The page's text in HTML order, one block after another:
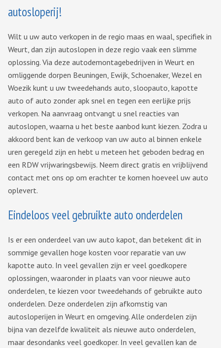
autosloperij!
Wilt u uw auto verkopen in de regio maas en waal, specifiek in
Weurt, dan zijn autoslopen in deze regio vaak een slimme
oplossing. Via deze autodemontagebedrijven in Weurt en
omliggende dorpen Beuningen, Ewijk, Schoenaker, Wezel en
Woezik kunt u uw tweedehands auto, sloopauto, kapotte
auto of auto zonder apk snel en tegen een eerlijke prijs
verkopen. Na aanvraag ontvangt u snel reacties van
autoslopen, waarna u het beste aanbod kunt kiezen. Zodra u
akkoord bent kan de verkoop van uw auto al binnen enkele
uren geregeld zijn en hebt u meteen het geboden bedrag en
een RDW vrijwaringsbewijs. Neem direct gratis en vrijblijvend
contact met ons op om erachter te komen hoeveel uw auto
oplevert.
Eindeloos veel gebruikte auto onderdelen
Is er een onderdeel van uw auto kapot, dan betekent dit in
sommige gevallen hoge kosten voor reparatie van uw
kapotte auto. In veel gevallen zijn er veel goedkopere
oplossingen, waaronder in plaats van voor nieuwe auto
onderdelen, te kiezen voor tweedehands of gebruikte auto
onderdelen. Deze onderdelen zijn afkomstig van
autosloperijen in Weurt en omgeving. Alle onderdelen zijn
bijna van dezelfde kwaliteit als nieuwe auto onderdelen,
maar desondanks veel goedkoper. In veel gevallen kan de